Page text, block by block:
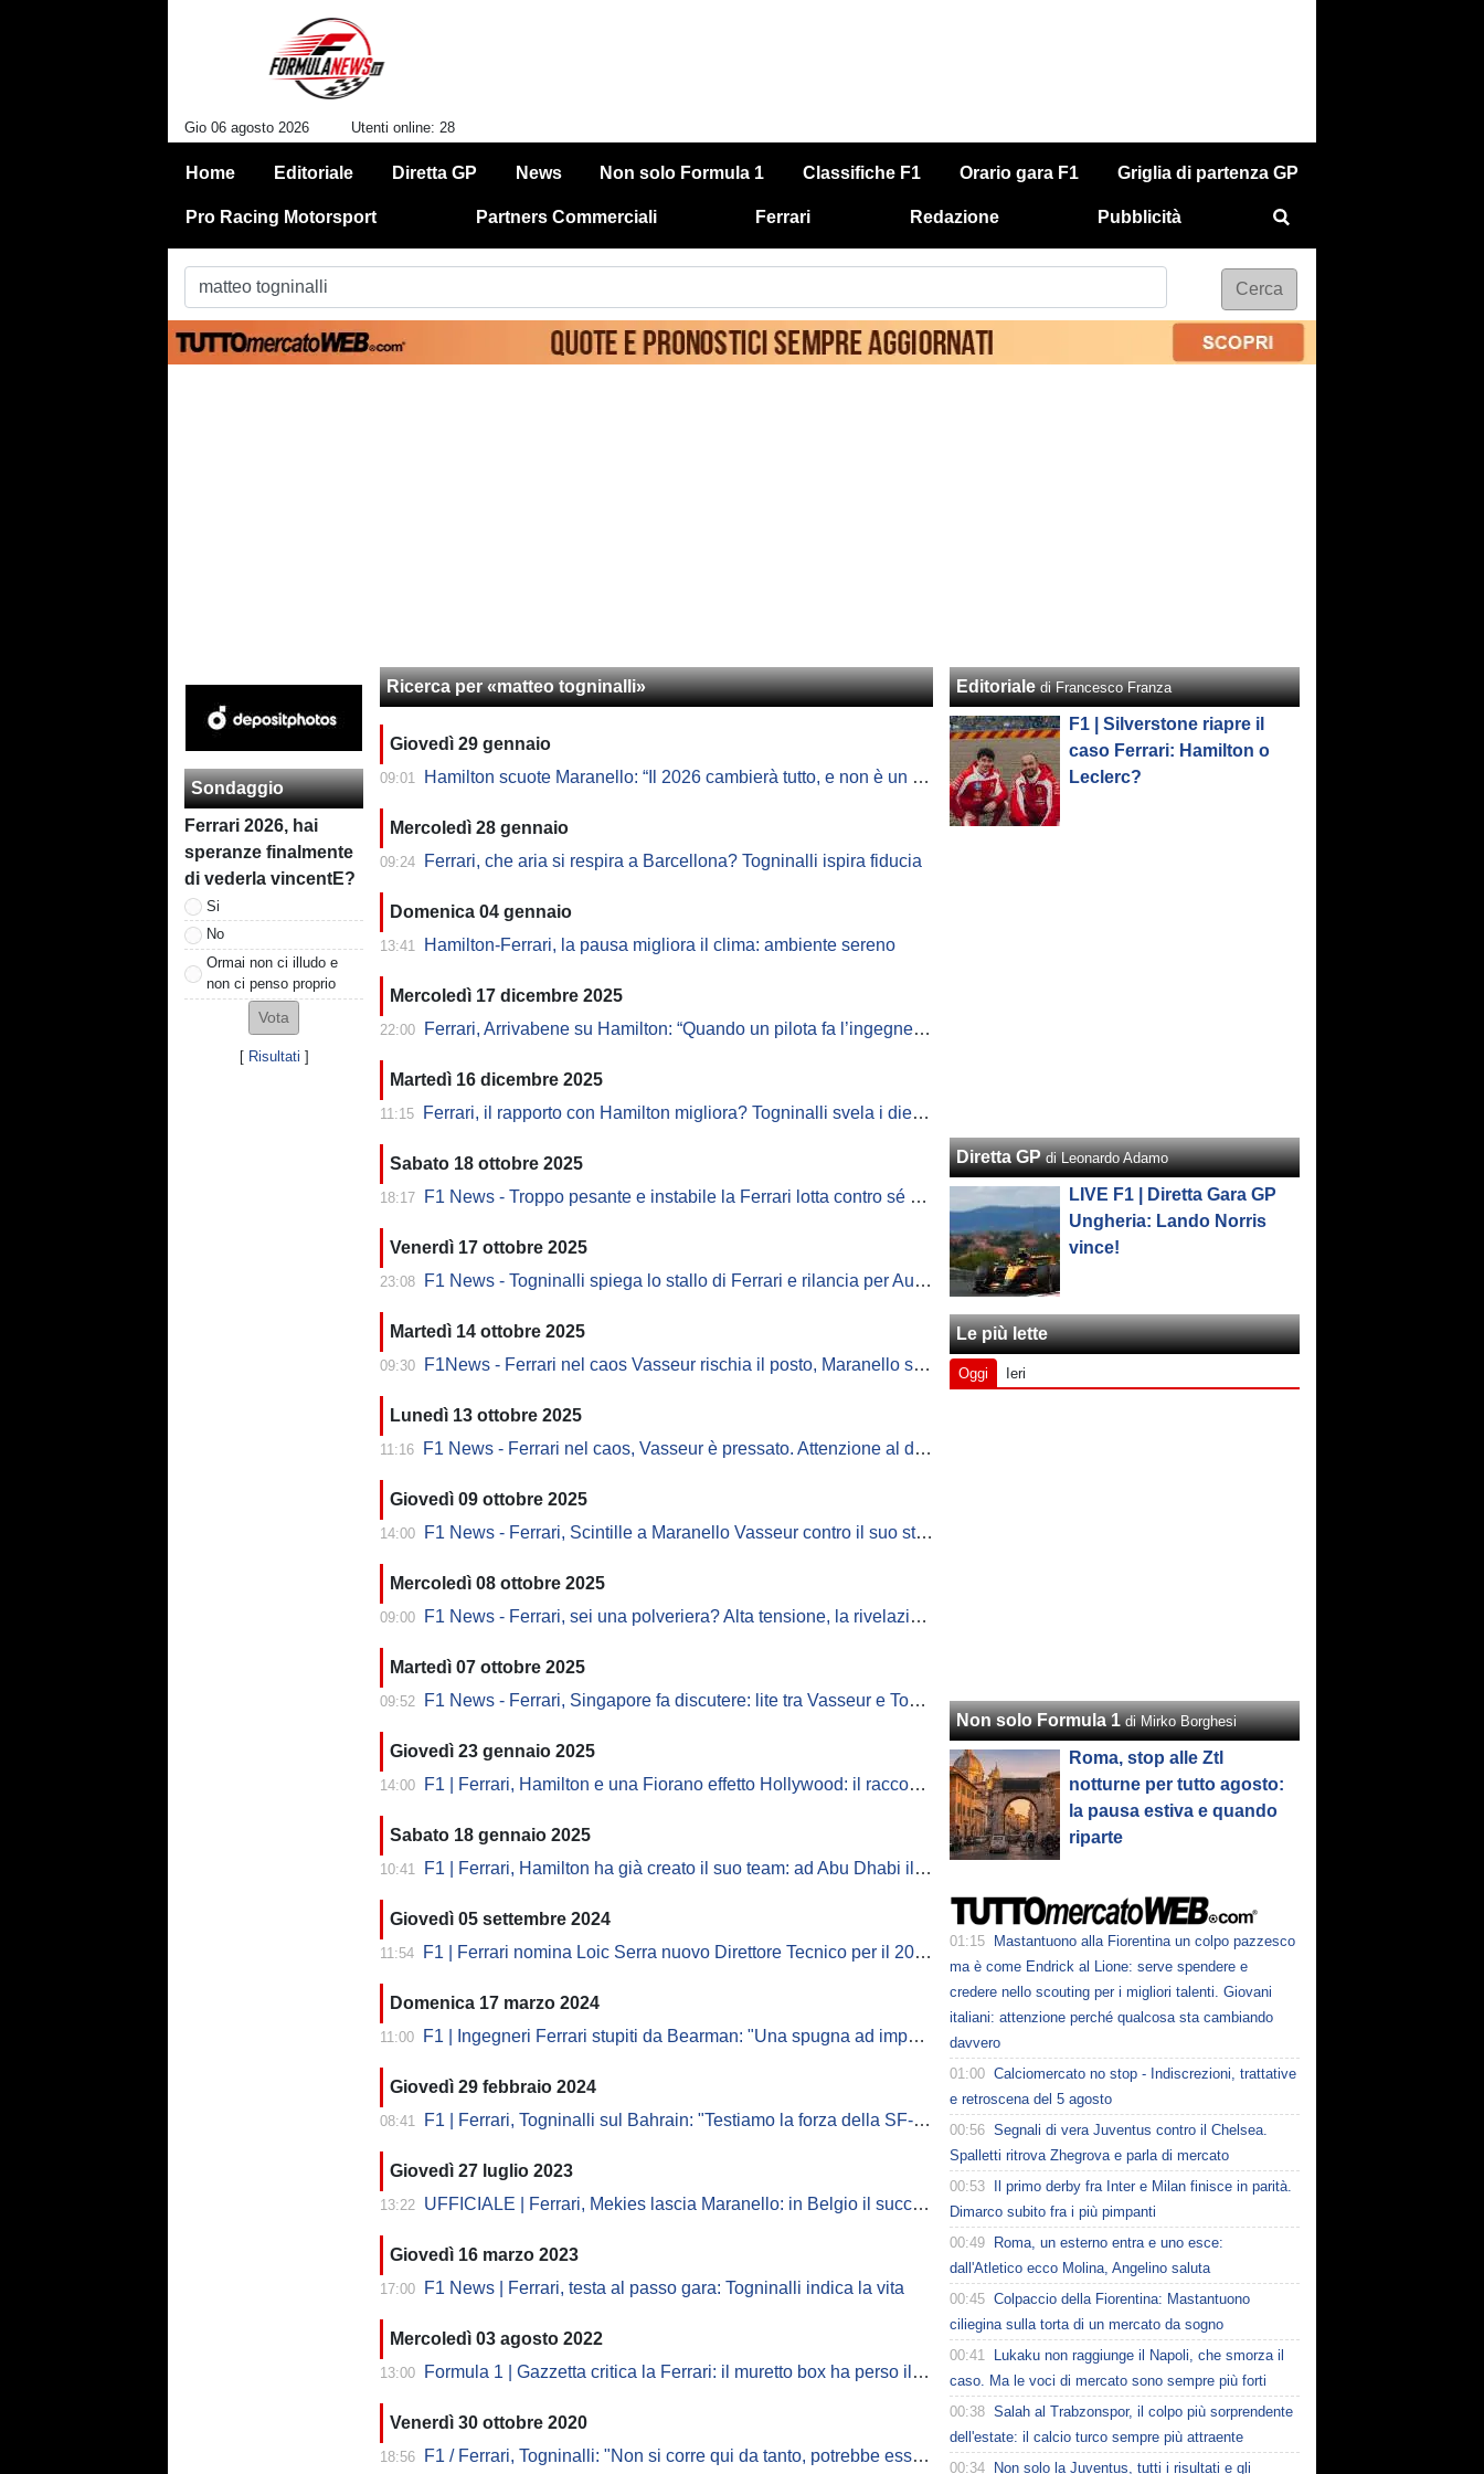
Gio 06 agosto 2026 Utenti online: 28
Home Editoriale Diretta GP News Non solo Formula 1 Classifiche F1 Orario gara F1 Griglia di partenza GP
Pro Racing Motorsport Partners Commerciali Ferrari Redazione Pubblicità
Sondaggio
Ferrari 2026, hai
speranze finalmente
di vederla vincentE?
Si
No
Ormai non ci illudo e
non ci penso proprio
[ Risultati ]
Ricerca per «matteo togninalli»
Giovedì 29 gennaio
09:01 Hamilton scuote Maranello: “Il 2026 cambierà tutto, e non è un dettaglio”
Mercoledì 28 gennaio
09:24 Ferrari, che aria si respira a Barcellona? Togninalli ispira fiducia
Domenica 04 gennaio
13:41 Hamilton-Ferrari, la pausa migliora il clima: ambiente sereno
Mercoledì 17 dicembre 2025
22:00 Ferrari, Arrivabene su Hamilton: “Quando un pilota fa l’ingegnere è finita”
Martedì 16 dicembre 2025
11:15 Ferrari, il rapporto con Hamilton migliora? Togninalli svela i dietro le quinte
Sabato 18 ottobre 2025
18:17 F1 News - Troppo pesante e instabile la Ferrari lotta contro sé stessa
Venerdì 17 ottobre 2025
23:08 F1 News - Togninalli spiega lo stallo di Ferrari e rilancia per Austin
Martedì 14 ottobre 2025
09:30 F1News - Ferrari nel caos Vasseur rischia il posto, Maranello smentisce
Lunedì 13 ottobre 2025
11:16 F1 News - Ferrari nel caos, Vasseur è pressato. Attenzione al dossier di Hamilton...
Giovedì 09 ottobre 2025
14:00 F1 News - Ferrari, Scintille a Maranello Vasseur contro il suo staff tecnico
Mercoledì 08 ottobre 2025
09:00 F1 News - Ferrari, sei una polveriera? Alta tensione, la rivelazione shock
Martedì 07 ottobre 2025
09:52 F1 News - Ferrari, Singapore fa discutere: lite tra Vasseur e Togninalli
Giovedì 23 gennaio 2025
14:00 F1 | Ferrari, Hamilton e una Fiorano effetto Hollywood: il racconto del CorSera
Sabato 18 gennaio 2025
10:41 F1 | Ferrari, Hamilton ha già creato il suo team: ad Abu Dhabi il primo incontro
Giovedì 05 settembre 2024
11:54 F1 | Ferrari nomina Loic Serra nuovo Direttore Tecnico per il 2024
Domenica 17 marzo 2024
11:00 F1 | Ingegneri Ferrari stupiti da Bearman: "Una spugna ad imparare"
Giovedì 29 febbraio 2024
08:41 F1 | Ferrari, Togninalli sul Bahrain: "Testiamo la forza della SF-24"
Giovedì 27 luglio 2023
13:22 UFFICIALE | Ferrari, Mekies lascia Maranello: in Belgio il successore
Giovedì 16 marzo 2023
17:00 F1 News | Ferrari, testa al passo gara: Togninalli indica la vita
Mercoledì 03 agosto 2022
13:00 Formula 1 | Gazzetta critica la Ferrari: il muretto box ha perso il titolo
Venerdì 30 ottobre 2020
18:56 F1 / Ferrari, Togninalli: "Non si corre qui da tanto, potrebbe essere un vantaggio per noi"
Editoriale di Francesco Franza
F1 | Silverstone riapre il
caso Ferrari: Hamilton o
Leclerc?
Diretta GP di Leonardo Adamo
LIVE F1 | Diretta Gara GP
Ungheria: Lando Norris
vince!
Le più lette
Oggi Ieri
Non solo Formula 1 di Mirko Borghesi
Roma, stop alle Ztl
notturne per tutto agosto:
la pausa estiva e quando
riparte
01:15
Mastantuono alla Fiorentina un colpo pazzesco
ma è come Endrick al Lione: serve spendere e
credere nello scouting per i migliori talenti. Giovani
italiani: attenzione perché qualcosa sta cambiando
davvero
01:00 Calciomercato no stop - Indiscrezioni, trattative
e retroscena del 5 agosto
00:56 Segnali di vera Juventus contro il Chelsea.
Spalletti ritrova Zhegrova e parla di mercato
00:53
Il primo derby fra Inter e Milan finisce in parità.
Dimarco subito fra i più pimpanti
00:49
Roma, un esterno entra e uno esce:
dall'Atletico ecco Molina, Angelino saluta
00:45 Colpaccio della Fiorentina: Mastantuono
ciliegina sulla torta di un mercato da sogno
00:41
Lukaku non raggiunge il Napoli, che smorza il
caso. Ma le voci di mercato sono sempre più forti
00:38 Salah al Trabzonspor, il colpo più sorprendente
dell'estate: il calcio turco sempre più attraente
00:34
Non solo la Juventus, tutti i risultati e gli